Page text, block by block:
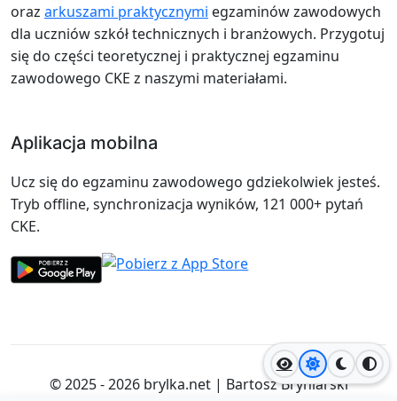
Jasny motyw
Ciemny
oraz arkuszami praktycznymi egzaminów zawodowych
dla uczniów szkół technicznych i branżowych. Przygotuj
się do części teoretycznej i praktycznej egzaminu
zawodowego CKE z naszymi materiałami.
Aplikacja mobilna
Ucz się do egzaminu zawodowego gdziekolwiek jesteś.
Tryb offline, synchronizacja wyników, 121 000+ pytań
CKE.
© 2025 - 2026 brylka.net| Bartosz Bryniarski